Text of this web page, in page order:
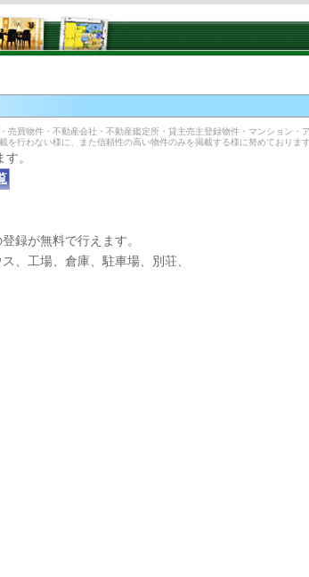
買物件・不動産会社・不動産鑑定所・貸主売主登録物件・マンション
行わない様に、また信頼性の高い物件のみを掲載する様に努めております
。
録が無料で行えます。
、工場、倉庫、駐車場、別荘、